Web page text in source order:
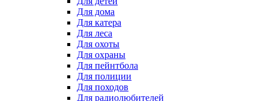
Для дома
Для катера
Для леса
Для охоты
Для охраны
Для пейнтбола
Для полиции
Для походов
Для радиолюбителей